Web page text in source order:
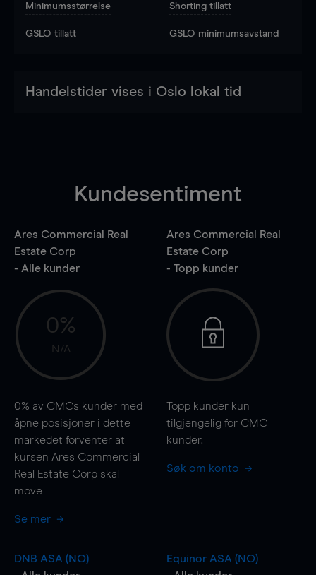
Minimumsstørrelse Shorting tillatt
GSLO tillatt GSLO minimumsavstand
Handelstider vises i Oslo lokal tid
Kundesentiment
Ares Commercial Real
Estate Corp
- Alle kunder
0%
N/A
0% av CMCs kunder med
åpne posisjoner i dette
markedet forventer at
kursen Ares Commercial
Real Estate Corp skal
move
Se mer
Ares Commercial Real
Estate Corp
- Topp kunder
Topp kunder kun
tilgjengelig for CMC
kunder.
Søk om konto
DNB ASA (NO)
Equinor ASA (NO)